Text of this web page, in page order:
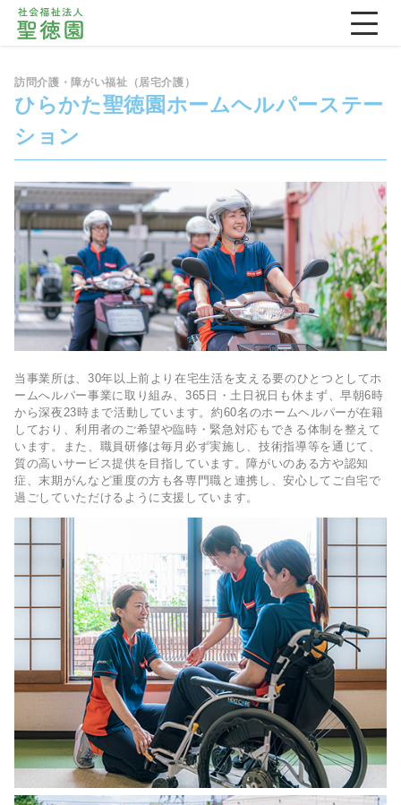
訪問介護・障がい福祉（居宅介護）
ひらかた聖徳園ホームヘルパーステー
ション
当事業所は、30年以上前より在宅生活を支える要のひとつとしてホ
ームへルパー事業に取り組み、365日・土日祝日も休まず、早朝6時
から深夜23時まで活動しています。約60名のホームヘルパーが在籍
しており、利用者のご希望や臨時・緊急対応もできる体制を整えて
います。また、職員研修は毎月必ず実施し、技術指導等を通じて、
質の高いサービス提供を目指しています。障がいのある方や認知
症、末期がんなど重度の方も各専門職と連携し、安心してご自宅で
過ごしていただけるように支援しています。